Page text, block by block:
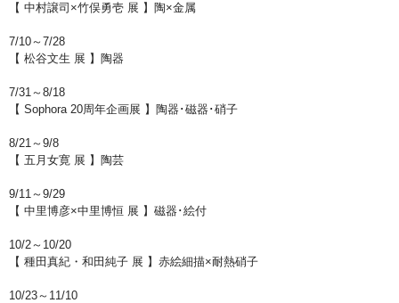
【 中村譲司×竹俣勇壱 展 】陶×金属
7/10～7/28
【 松谷文生 展 】陶器
7/31～8/18
【 Sophora 20周年企画展 】陶器･磁器･硝子
8/21～9/8
【 五月女寛 展 】陶芸
9/11～9/29
【 中里博彦×中里博恒 展 】磁器･絵付
10/2～10/20
【 種田真紀・和田純子 展 】赤絵細描×耐熱硝子
10/23～11/10